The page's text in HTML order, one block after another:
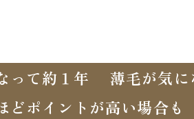
って約１年
薄毛が気
どポイントが高い場合も